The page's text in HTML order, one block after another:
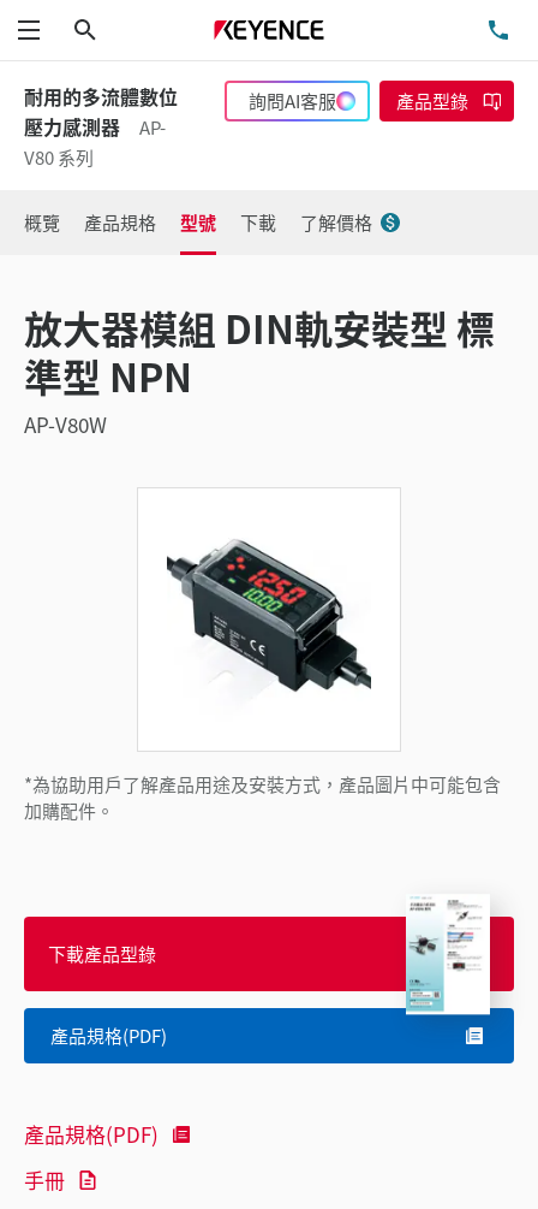
功能表
耐用的多流體數位
壓力感測器
AP-
V80 系列
詢問AI客服 產品型錄
概覽 產品規格 型號 下載 了解價格
放大器模組 DIN軌安裝型 標
準型 NPN
AP-V80W
*為協助用戶了解產品用途及安裝方式，產品圖片中可能包含
加購配件。
下載產品型錄
產品規格(PDF)
產品規格(PDF)
手冊